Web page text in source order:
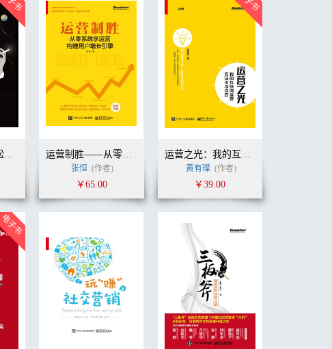
松鼠老爹与三只松鼠（珍藏版） 运营制胜——从零系统学运营构建用户增长引擎
张恒 (作者)
￥65.00
运营之光：我的互联网运营方法论与自白
黄有璨 (作者)
￥39.00